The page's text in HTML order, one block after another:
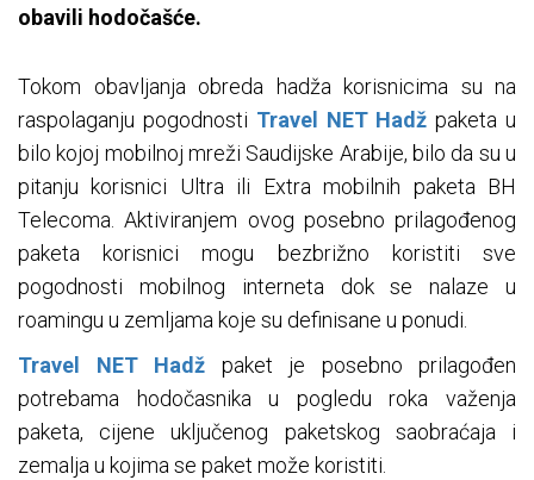
obavili hodočašće.
Tokom obavljanja obreda hadža korisnicima su na
raspolaganju pogodnosti Travel NET Hadž paketa u
bilo kojoj mobilnoj mreži Saudijske Arabije, bilo da su u
pitanju korisnici Ultra ili Extra mobilnih paketa BH
Telecoma. Aktiviranjem ovog posebno prilagođenog
paketa korisnici mogu bezbrižno koristiti sve
pogodnosti mobilnog interneta dok se nalaze u
roamingu u zemljama koje su definisane u ponudi.
Travel NET Hadž
paket je posebno prilagođen
potrebama hodočasnika u pogledu roka važenja
paketa, cijene uključenog paketskog saobraćaja i
zemalja u kojima se paket može koristiti.